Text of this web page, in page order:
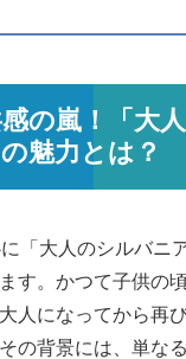
の嵐！「大
魅力とは？
「大人のシルバニ
す。かつて子供の
人になってから再
の背景には、単な